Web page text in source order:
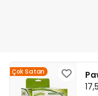
Çok Satan